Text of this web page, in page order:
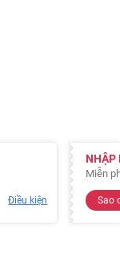
Điều kiện
NHẬP
Miễn
Sao